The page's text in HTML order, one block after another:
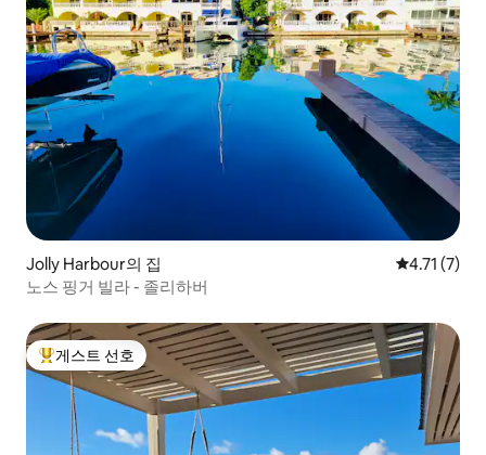
Jolly Harbour의 집 평점 4.71점
4.71 (7)
노스 핑거 빌라 - 졸리하버
상위 게스트 선호
게스트 선호